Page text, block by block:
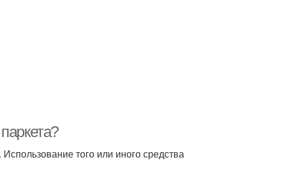
того или иного средства